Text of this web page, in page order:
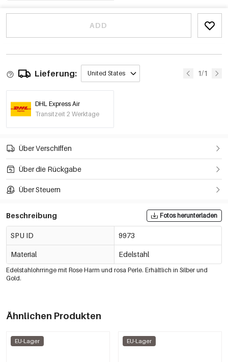
ADD
Lieferung: United States 1/1
DHL Express Air
Transitzeit 2 Werktage
Über Verschiffen
Über die Rückgabe
Über Steuern
Beschreibung Fotos herunterladen
SPU ID 9973
Material Edelstahl
Edelstahlohrringe mit Rose Harm und rosa Perle. Erhältlich in Silber und
Gold.
Ähnlichen Produkten
EU-Lager EU-Lager